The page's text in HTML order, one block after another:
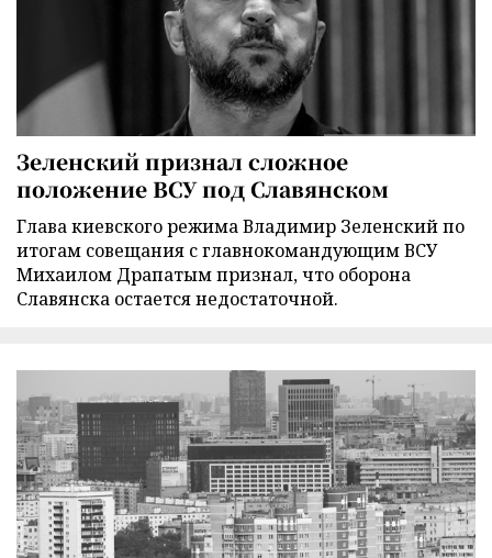
Зеленский признал сложное
положение ВСУ под Славянском
Глава киевского режима Владимир Зеленский по
итогам совещания с главнокомандующим ВСУ
Михаилом Драпатым признал, что оборона
Славянска остается недостаточной.